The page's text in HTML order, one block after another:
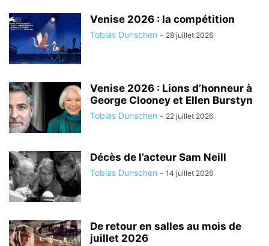
Venise 2026 : la compétition
Tobias Dunschen - 28 juillet 2026
Venise 2026 : Lions d’honneur à
George Clooney et Ellen Burstyn
Tobias Dunschen - 22 juillet 2026
Décès de l’acteur Sam Neill
Tobias Dunschen - 14 juillet 2026
De retour en salles au mois de
juillet 2026